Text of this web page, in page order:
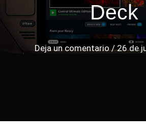
Deck
Deja un comentario /26 de